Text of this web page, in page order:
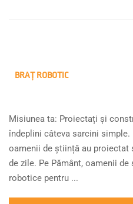
BRAȚ ROBOTIC
Misiunea ta: Proiectați și
îndeplini câteva sarcini simple.
oamenii de știință au proiectat
de zile. Pe Pământ, oamenii
robotice pentru ...